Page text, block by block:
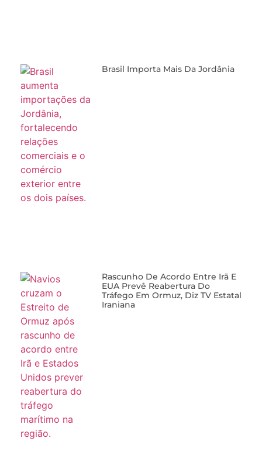
Brasil Importa Mais Da Jordânia
Rascunho De Acordo Entre Irã E
EUA Prevê Reabertura Do
Tráfego Em Ormuz, Diz TV Estatal
Iraniana